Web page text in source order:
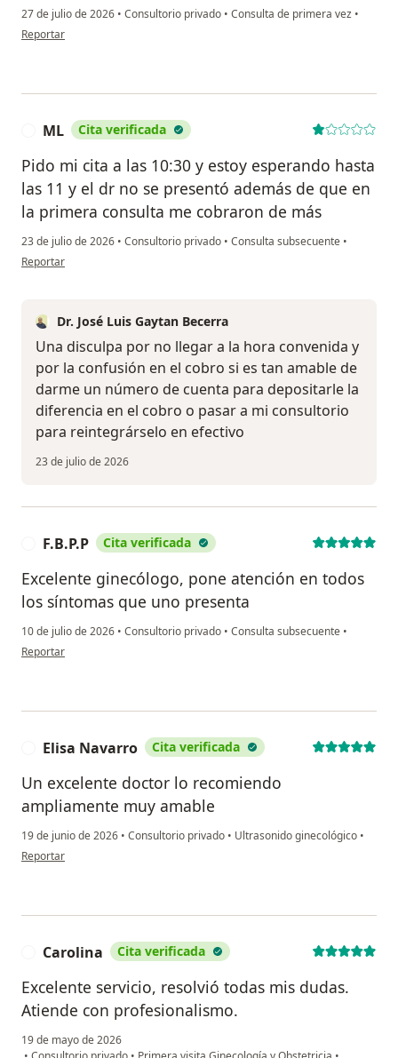
27 de julio de 2026 • Consultorio privado • Consulta de primera vez •
en opinión del usuario Sarah plata
Reportar
ML Cita verificada
Pido mi cita a las 10:30 y estoy esperando hasta
las 11 y el dr no se presentó además de que en
la primera consulta me cobraron de más
23 de julio de 2026 • Consultorio privado • Consulta subsecuente •
en opinión del usuario ML
Reportar
Dr. José Luis Gaytan Becerra
Una disculpa por no llegar a la hora convenida y
por la confusión en el cobro si es tan amable de
darme un número de cuenta para depositarle la
diferencia en el cobro o pasar a mi consultorio
para reintegrárselo en efectivo
23 de julio de 2026
F.B.P.P Cita verificada
Excelente ginecólogo, pone atención en todos
los síntomas que uno presenta
10 de julio de 2026 • Consultorio privado • Consulta subsecuente •
en opinión del usuario F.B.P.P
Reportar
Elisa Navarro Cita verificada
Un excelente doctor lo recomiendo
ampliamente muy amable
19 de junio de 2026 • Consultorio privado • Ultrasonido ginecológico •
en opinión del usuario Elisa Navarro
Reportar
Carolina Cita verificada
Excelente servicio, resolvió todas mis dudas.
Atiende con profesionalismo.
19 de mayo de 2026